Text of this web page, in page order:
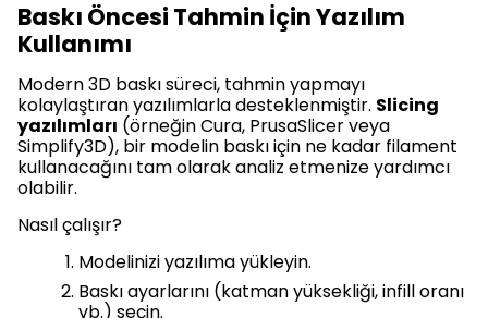
Baskı Öncesi Tahmin İçin Yazılım
Kullanımı
Modern 3D baskı süreci, tahmin yapmayı
kolaylaştıran yazılımlarla desteklenmiştir. Slicing
yazılımları (örneğin Cura, PrusaSlicer veya
Simplify3D), bir modelin baskı için ne kadar filament
kullanacağını tam olarak analiz etmenize yardımcı
olabilir.
Nasıl çalışır?
Modelinizi yazılıma yükleyin.
Baskı ayarlarını (katman yüksekliği, infill oranı
vb.) seçin.